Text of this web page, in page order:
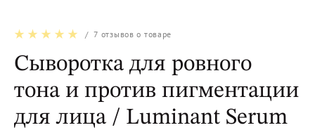
/7 отзывов о товаре
Сыворотка для ровного
тона и против пигментации
для лица / Luminant Serum